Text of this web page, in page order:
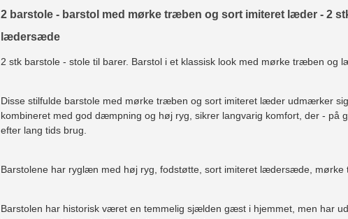
2 barstole - barstol med mørke træben og sort imiteret læder - 2
lædersæde
2 stk barstole - stole til barer. Barstol i et klassisk look med mørke træben
Disse stilfulde barstole med mørke træben og sort imiteret læder udmærker
kombineret med god dæmpning og høj ryg, sikrer langvarig komfort, der - på
efter lang tids brug.
Barstolene har ryglæn med høj ryg, fodstøtte, sort imiteret lædersæde, mørke
Barstolen har historisk været en temmelig sjælden gæst i hjemmet, men har